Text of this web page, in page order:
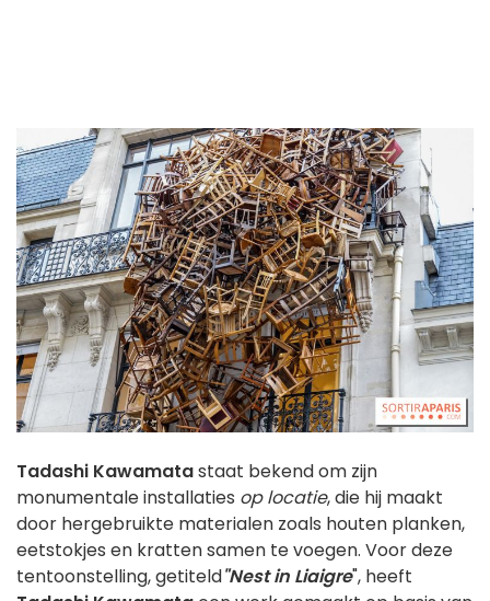
Tadashi Kawamatastaat bekend om zijn
monumentale installaties op locatie, die hij maakt
door hergebruikte materialen zoals houten planken,
eetstokjes en kratten samen te voegen. Voor deze
tentoonstelling, getiteld"Nest in Liaigre", heeft